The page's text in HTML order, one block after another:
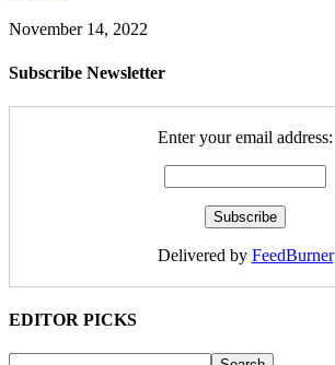
November 14, 2022
Subscribe Newsletter
Enter your email address:
Delivered by FeedBurner
EDITOR PICKS